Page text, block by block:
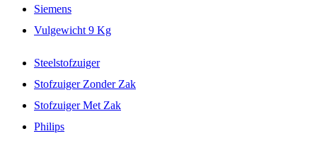
Siemens
Vulgewicht 9 Kg
Steelstofzuiger
Stofzuiger Zonder Zak
Stofzuiger Met Zak
Philips